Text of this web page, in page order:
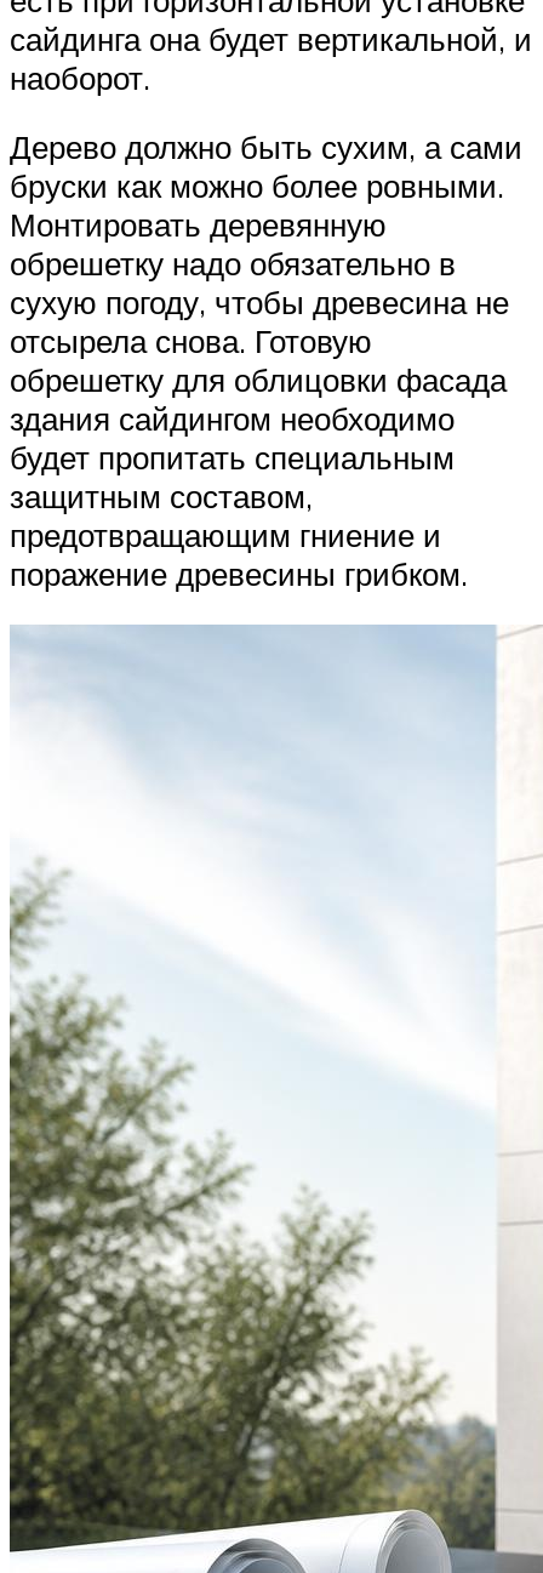
сайдинга она будет вертикальной, и
наоборот.
Дерево должно быть сухим, а сами
бруски как можно более ровными.
Монтировать деревянную
обрешетку надо обязательно в
сухую погоду, чтобы древесина не
отсырела снова. Готовую
обрешетку для облицовки фасада
здания сайдингом необходимо
будет пропитать специальным
защитным составом,
предотвращающим гниение и
поражение древесины грибком.